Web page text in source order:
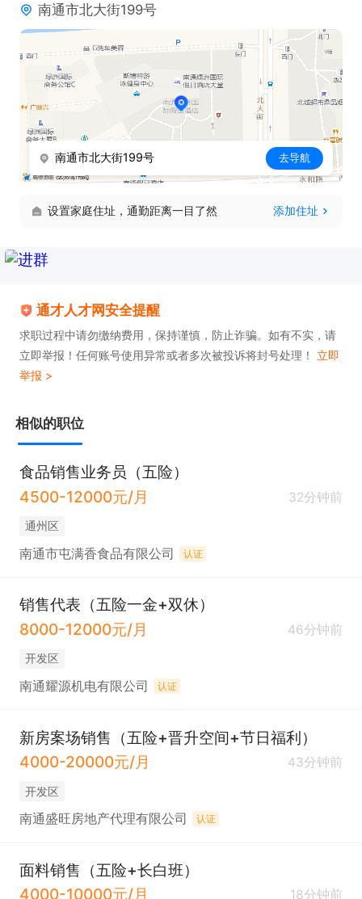
1. 具备出色的沟通协调能力，能与销售团队、客户及
酒店各部门保持良好互动。
2. 拥有较强的方案制定能力，可为客户提供优质交易
方案。
3. 拥有优秀的项目跟进能力，确保会议活动顺利进
行。
4. 具备专业的商务谈判及细节把控能力，为客户提供
5. 熟练掌握信息沟通及文件准备技能，保障信息传递
6. 能够让客户对酒店服务产生高度满意度。
只需两步，轻松找工作：1、先点击投简历；2、再打
电话。联系时请说是在通才人才网看到的！
南通市北大街199号
南通市北大街199号 去导航
设置家庭住址，通勤距离一目了然 添加住址
通才人才网安全提醒
求职过程中请勿缴纳费用，保持谨慎，防止诈骗。如有不实，请
立即举报！任何账号使用异常或者多次被投诉将封号处理！ 立即
举报 >
相似的职位
食品销售业务员（五险）
4500-12000元/月
32分钟前
通州区
南通市屯满香食品有限公司 认证
销售代表（五险一金+双休）
8000-12000元/月
46分钟前
开发区
南通耀源机电有限公司 认证
新房案场销售（五险+晋升空间+节日福利）
4000-20000元/月
43分钟前
开发区
南通盛旺房地产代理有限公司 认证
面料销售（五险+长白班）
4000-10000元/月
18分钟前